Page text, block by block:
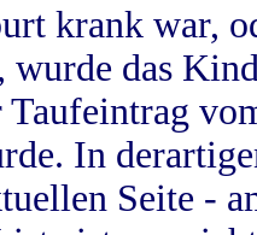
krank war,
wurde das
Taufeintrag
In
Seite -